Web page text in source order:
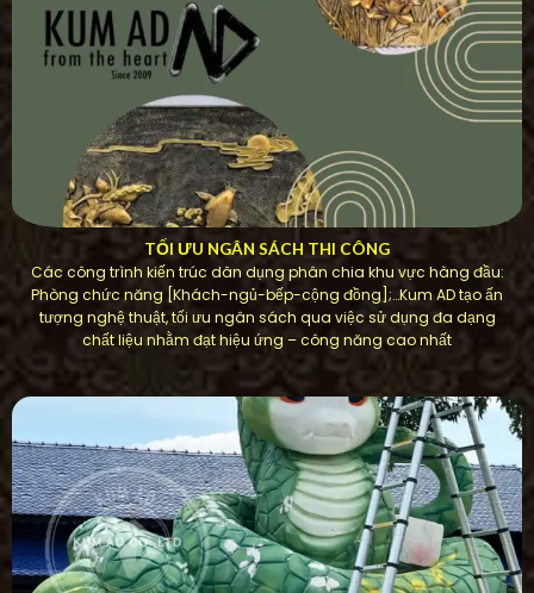
TỐI ƯU NGÂN SÁCH THI CÔNG
Các công trình kiến ​​trúc dân dụng phân chia khu vực hàng đầu:
Phòng chức năng [Khách-ngủ-bếp-cộng đồng];…Kum AD tạo ấn
tượng nghệ thuật, tối ưu ngân sách qua việc sử dụng đa dạng
chất liệu nhằm đạt hiệu ứng – công năng cao nhất